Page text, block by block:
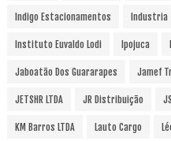
Indigo Estacionamentos Industria
Instituto Euvaldo Lodi Ipojuca
Jaboatão Dos Guararapes Jamef
JETSHR LTDA JR Distribuição
KM Barros LTDA Lauto Cargo